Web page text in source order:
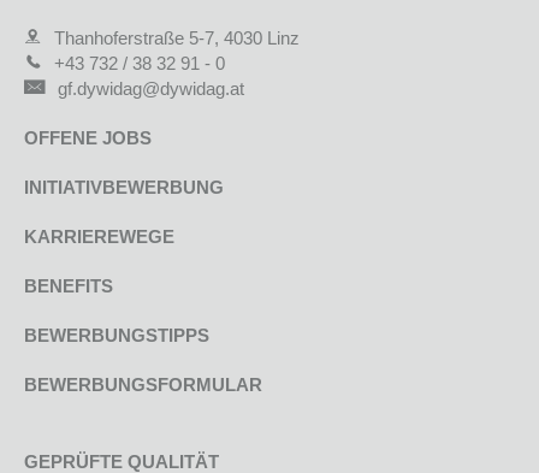
Thanhoferstraße 5-7, 4030 Linz
+43 732 / 38 32 91 - 0
gf.dywidag@dywidag.at
OFFENE JOBS
INITIATIVBEWERBUNG
KARRIEREWEGE
BENEFITS
BEWERBUNGSTIPPS
BEWERBUNGSFORMULAR
GEPRÜFTE QUALITÄT